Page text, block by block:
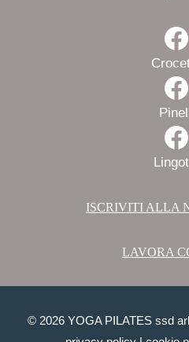
ISCRIVITI ALLA
LAVORA
© 2026 YOGA PILATES ssd